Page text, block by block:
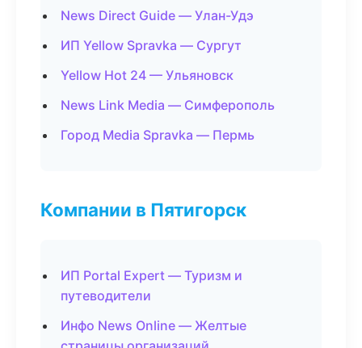
News Direct Guide — Улан-Удэ
ИП Yellow Spravka — Сургут
Yellow Hot 24 — Ульяновск
News Link Media — Симферополь
Город Media Spravka — Пермь
Компании в Пятигорск
ИП Portal Expert — Туризм и
путеводители
Инфо News Online — Желтые